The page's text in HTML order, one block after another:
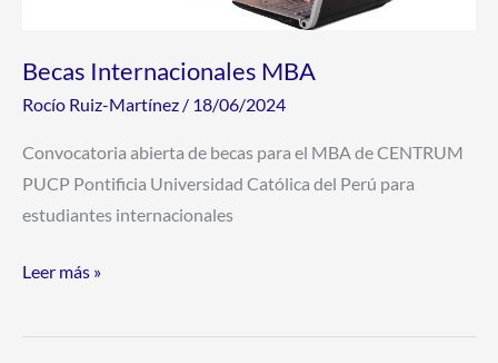
Becas Internacionales MBA
Rocío Ruiz-Martínez / 18/06/2024
Convocatoria abierta de becas para el MBA de CENTRUM
PUCP Pontificia Universidad Católica del Perú para
estudiantes internacionales
Leer más »